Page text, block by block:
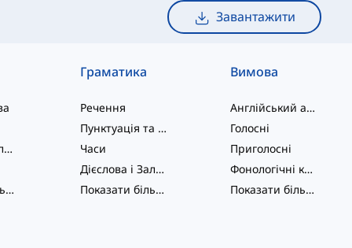
Завантажити
Фразові дієслова
Показати більше
Граматика
Речення
Пунктуація та Орфографія
Часи
Дієслова і Залоги
Показати більше
Вимова
Англійський алфавіт
Голосні
Приголосні
Фонологічні концепції
Показати більше